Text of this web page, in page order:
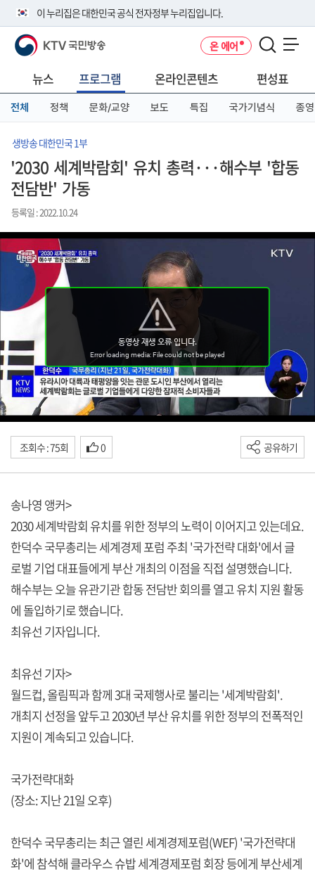
이 누리집은 대한민국 공식 전자정부 누리집입니다.
공식 누리집 주소 확인하기
니다.
이밖에 or.kr 또는 .kr등 다른 도메인 주소를 사용하고 있다면 아래 URL에
서 도메인 주소를 확인해 보세요
KTV 국민방송 온 에어
뉴스 프로그램 온라인콘텐츠 편성표
전체 정책 문화/교양 보도 특집 국가기념식 종영
생방송 대한민국 1부
'2030 세계박람회' 유치 총력···해수부 '합동
전담반' 가동
등록일 : 2022.10.24
조회수 : 75회 0 공유하기
송나영 앵커>
2030 세계박람회 유치를 위한 정부의 노력이 이어지고 있는데요.
한덕수 국무총리는 세계경제 포럼 주최 '국가전략 대화'에서 글
로벌 기업 대표들에게 부산 개최의 이점을 직접 설명했습니다.
해수부는 오늘 유관기관 합동 전담반 회의를 열고 유치 지원 활동
에 돌입하기로 했습니다.
최유선 기자입니다.
최유선 기자>
월드컵, 올림픽과 함께 3대 국제행사로 불리는 '세계박람회'.
개최지 선정을 앞두고 2030년 부산 유치를 위한 정부의 전폭적인
지원이 계속되고 있습니다.
국가전략대화
(장소: 지난 21일 오후)
한덕수 국무총리는 최근 열린 세계경제포럼(WEF) '국가전략대
화'에 참석해 클라우스 슈밥 세계경제포럼 회장 등에게 부산세계